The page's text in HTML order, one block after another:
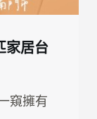
家居台
窺擁有